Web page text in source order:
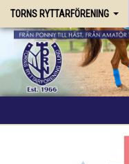
TORNS RYTTARFÖRENING